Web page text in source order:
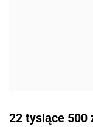
22 tysiące 500